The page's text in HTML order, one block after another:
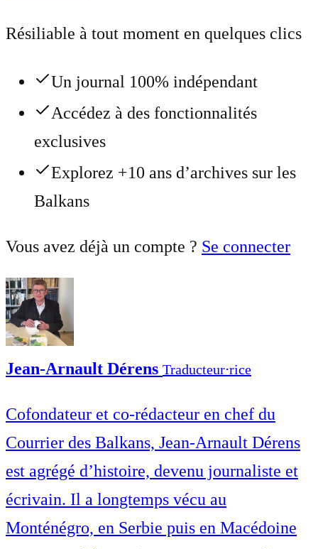
Résiliable à tout moment en quelques clics
Un journal 100% indépendant
Accédez à des fonctionnalités
exclusives
Explorez +10 ans d’archives sur les
Balkans
Vous avez déjà un compte ? Se connecter
Jean-Arnault Dérens Traducteur⋅rice
Cofondateur et co-rédacteur en chef du
Courrier des Balkans, Jean-Arnault Dérens
est agrégé d’histoire, devenu journaliste et
écrivain. Il a longtemps vécu au
Monténégro, en Serbie puis en Macédoine